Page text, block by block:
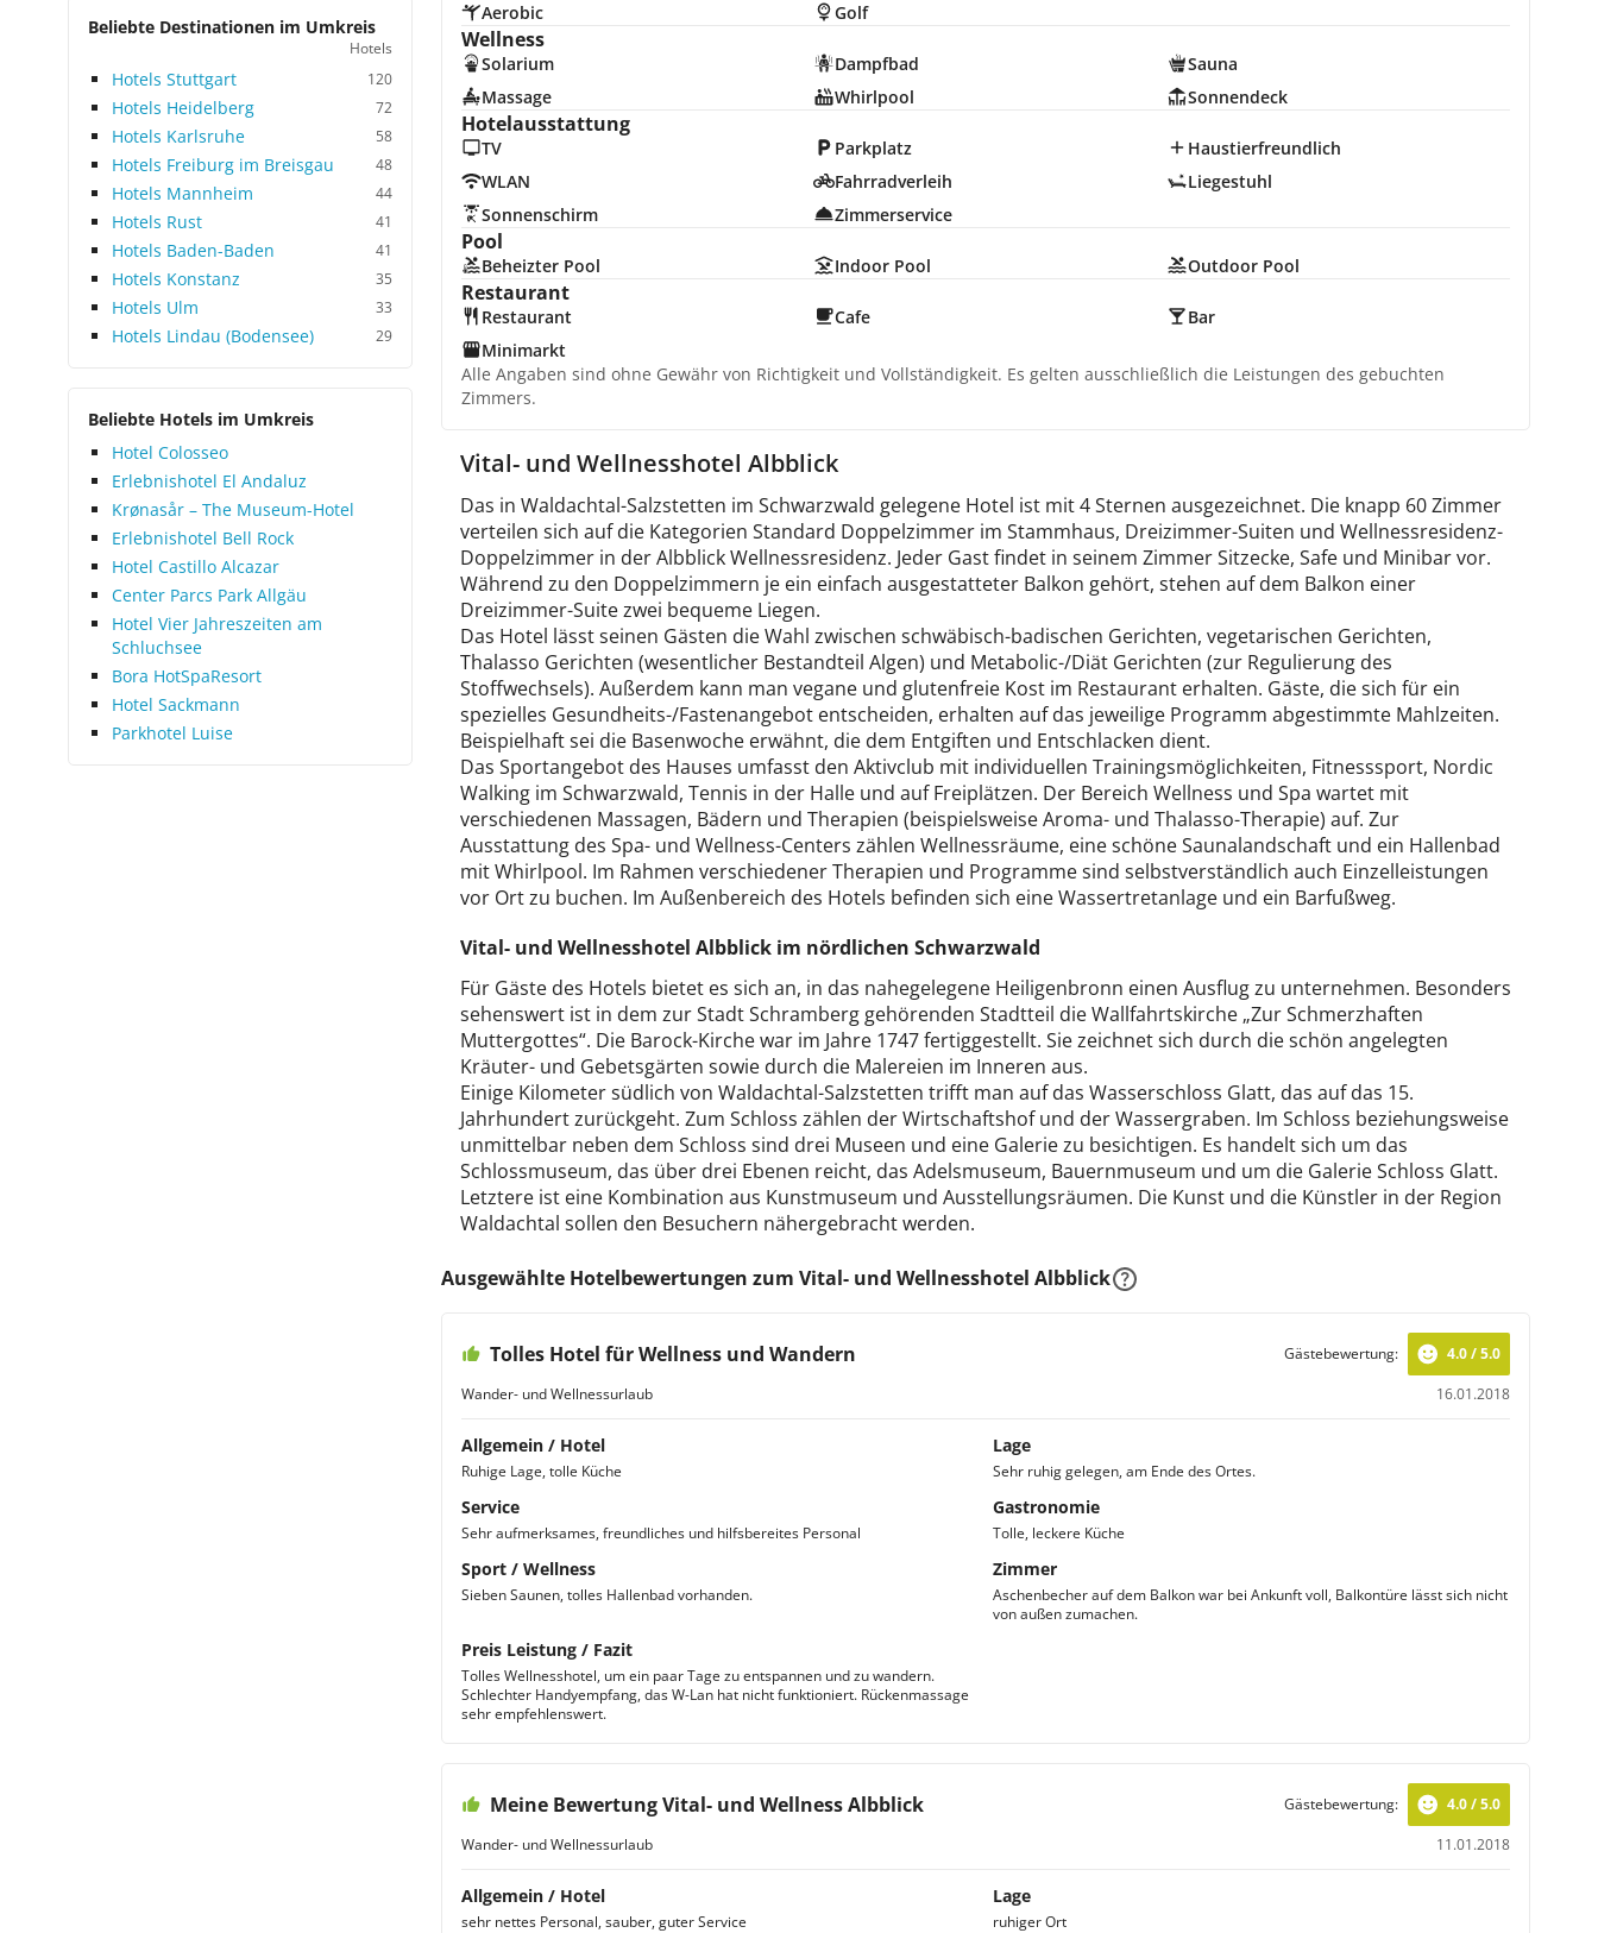
Beliebte Destinationen im Umkreis
Hotels
Hotels Stuttgart 120
Hotels Heidelberg 72
Hotels Karlsruhe 58
Hotels Freiburg im Breisgau 48
Hotels Mannheim 44
Hotels Rust 41
Hotels Baden-Baden 41
Hotels Konstanz 35
Hotels Ulm 33
Hotels Lindau (Bodensee) 29
Beliebte Hotels im Umkreis
Hotel Colosseo
Erlebnishotel El Andaluz
Krønasår – The Museum-Hotel
Erlebnishotel Bell Rock
Hotel Castillo Alcazar
Center Parcs Park Allgäu
Hotel Vier Jahres­zeiten am
Schluchsee
Bora HotSpaResort
Hotel Sackmann
Parkhotel Luise
Aerobic
Golf
Wellness
Solarium Dampfbad
Sauna
Massage
Whirlpool Sonnendeck
Hotelausstattung
TV Parkplatz
Haustierfreundlich
WLAN
Fahrradverleih
Liegestuhl
Sonnenschirm
Zimmerservice
Pool
Beheizter Pool Indoor Pool Outdoor Pool
Restaurant
Restaurant Cafe
Bar
Minimarkt
Alle Angaben sind ohne Gewähr von Richtigkeit und Vollständigkeit. Es gelten ausschließlich die Leistungen des gebuchten
Zimmers.
Vital- und Wellnesshotel Albblick
Das in Waldachtal-Salzstetten im Schwarzwald gelegene Hotel ist mit 4 Sternen ausgezeichnet. Die knapp 60 Zimmer
verteilen sich auf die Kategorien Standard Doppelzimmer im Stammhaus, Dreizimmer-Suiten und Wellnessresidenz-
Doppelzimmer in der Albblick Wellnessresidenz. Jeder Gast findet in seinem Zimmer Sitzecke, Safe und Minibar vor.
Während zu den Doppelzimmern je ein einfach ausgestatteter Balkon gehört, stehen auf dem Balkon einer
Dreizimmer-Suite zwei bequeme Liegen.
Das Hotel lässt seinen Gästen die Wahl zwischen schwäbisch-badischen Gerichten, vegetarischen Gerichten,
Thalasso Gerichten (wesentlicher Bestandteil Algen) und Metabolic-/Diät Gerichten (zur Regulierung des
Stoffwechsels). Außerdem kann man vegane und glutenfreie Kost im Restaurant erhalten. Gäste, die sich für ein
spezielles Gesundheits-/Fastenangebot entscheiden, erhalten auf das jeweilige Programm abgestimmte Mahlzeiten.
Beispielhaft sei die Basenwoche erwähnt, die dem Entgiften und Entschlacken dient.
Das Sportangebot des Hauses umfasst den Aktivclub mit individuellen Trainingsmöglichkeiten, Fitnesssport, Nordic
Walking im Schwarzwald, Tennis in der Halle und auf Freiplätzen. Der Bereich Wellness und Spa wartet mit
verschiedenen Massagen, Bädern und Therapien (beispielsweise Aroma- und Thalasso-Therapie) auf. Zur
Ausstattung des Spa- und Wellness-Centers zählen Wellnessräume, eine schöne Saunalandschaft und ein Hallenbad
mit Whirlpool. Im Rahmen verschiedener Therapien und Programme sind selbstverständlich auch Einzelleistungen
vor Ort zu buchen. Im Außenbereich des Hotels befinden sich eine Wassertretanlage und ein Barfußweg.
Vital- und Wellnesshotel Albblick im nördlichen Schwarzwald
Für Gäste des Hotels bietet es sich an, in das nahegelegene Heiligenbronn einen Ausflug zu unternehmen. Besonders
sehenswert ist in dem zur Stadt Schramberg gehörenden Stadtteil die Wallfahrtskirche „Zur Schmerzhaften
Muttergottes“. Die Barock-Kirche war im Jahre 1747 fertiggestellt. Sie zeichnet sich durch die schön angelegten
Kräuter- und Gebetsgärten sowie durch die Malereien im Inneren aus.
Einige Kilometer südlich von Waldachtal-Salzstetten trifft man auf das Wasserschloss Glatt, das auf das 15.
Jahrhundert zurückgeht. Zum Schloss zählen der Wirtschaftshof und der Wassergraben. Im Schloss beziehungsweise
unmittelbar neben dem Schloss sind drei Museen und eine Galerie zu besichtigen. Es handelt sich um das
Schlossmuseum, das über drei Ebenen reicht, das Adelsmuseum, Bauernmuseum und um die Galerie Schloss Glatt.
Letztere ist eine Kombination aus Kunstmuseum und Ausstellungsräumen. Die Kunst und die Künstler in der Region
Waldachtal sollen den Besuchern nähergebracht werden.
Ausgewählte Hotelbewertungen zum Vital- und Wellnesshotel Albblick
Tolles Hotel für Wellness und Wandern
Wander- und Wellnessurlaub 16.01.2018
Gästebewertung: 4.0 / 5.0
Allgemein / Hotel
Ruhige Lage, tolle Küche
Lage
Sehr ruhig gelegen, am Ende des Ortes.
Service
Sehr aufmerksames, freundliches und hilfsbereites Personal
Gastronomie
Tolle, leckere Küche
Sport / Wellness
Sieben Saunen, tolles Hallenbad vorhanden.
Zimmer
Aschenbecher auf dem Balkon war bei Ankunft voll, Balkontüre lässt sich nicht
von außen zumachen.
Preis Leistung / Fazit
Tolles Wellnesshotel, um ein paar Tage zu entspannen und zu wandern.
Schlechter Handyempfang, das W-Lan hat nicht funktioniert. Rückenmassage
sehr empfehlenswert.
Meine Bewertung Vital- und Wellness Albblick
Wander- und Wellnessurlaub 11.01.2018
Gästebewertung: 4.0 / 5.0
Allgemein / Hotel
sehr nettes Personal, sauber, guter Service
Lage
ruhiger Ort